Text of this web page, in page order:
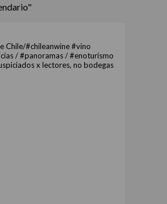
Chile/#chileanwine #vino
/ #panoramas / #enoturismo
x lectores, no bodegas